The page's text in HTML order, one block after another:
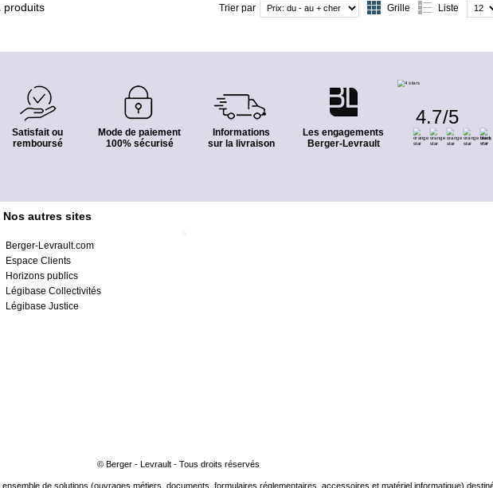
produits Grille Liste
Trier par
Satisfait ou
remboursé
Mode de paiement
100% sécurisé
Informations
sur la livraison
Les engagements
Berger-Levrault
4.7/5
Nos autres sites
Berger-Levrault.com
Espace Clients
Horizons publics
Légibase Collectivités
Légibase Justice
© Berger - Levrault - Tous droits réservés
de solutions (ouvrages métiers, documents, formulaires réglementaires, accessoires et matériel informatique)